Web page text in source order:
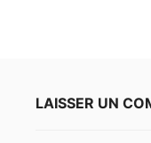
LAISSER UN